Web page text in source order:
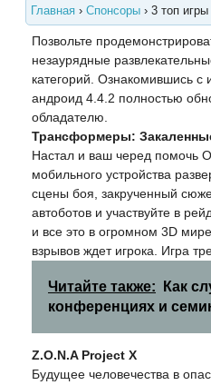
Главная › Спонсоры › 3 топ
Позвольте
незаурядные
категорий. Ознакомившись
андроид 4.4.2 полностью
обладателю.
Трансформеры:
Настал и ваш черед помочь
мобильного устройства
сцены боя, закрученный
автоботов и участвуйте в
и все это в огромном 3D мире
взрывов ждет игрока. Игра
Читайте также:
Как
конференциях и
Z.O.N.A Project X
Будущее человечества в